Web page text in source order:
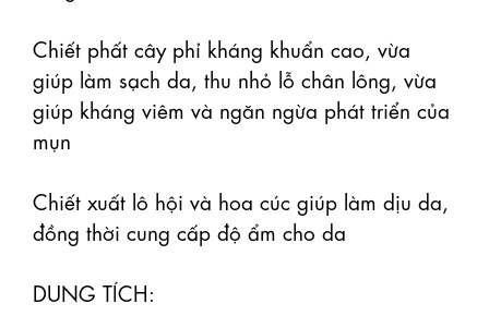
Chiết phất cây phỉ kháng khuẩn cao, vừa
giúp làm sạch da, thu nhỏ lỗ chân lông, vừa
giúp kháng viêm và ngăn ngừa phát triển của
mụn
Chiết xuất lô hội và hoa cúc giúp làm dịu da,
đồng thời cung cấp độ ẩm cho da
DUNG TÍCH: